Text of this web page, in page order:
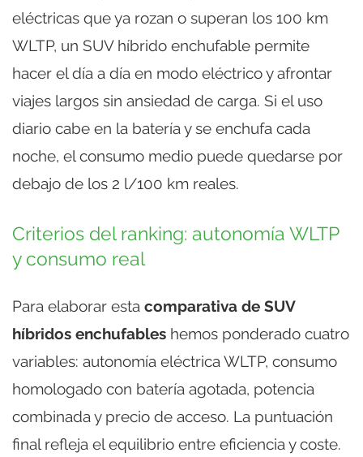
eléctricas que ya rozan o superan los 100 km
WLTP, un SUV híbrido enchufable permite
hacer el día a día en modo eléctrico y afrontar
viajes largos sin ansiedad de carga. Si el uso
diario cabe en la batería y se enchufa cada
noche, el consumo medio puede quedarse por
debajo de los 2 l/100 km reales.
Criterios del ranking: autonomía WLTP
y consumo real
Para elaborar esta comparativa de SUV
híbridos enchufables hemos ponderado cuatro
variables: autonomía eléctrica WLTP, consumo
homologado con batería agotada, potencia
combinada y precio de acceso. La puntuación
final refleja el equilibrio entre eficiencia y coste.